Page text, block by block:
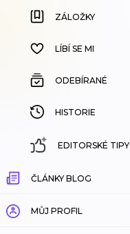
ZÁLOŽKY
HISTORIE
ZÁLOŽKY
LÍBÍ SE MI
ODEBÍRANÉ
HISTORIE
EDITORSKÉ TIPY
ČLÁNKY BLOG
MŮJ PROFIL